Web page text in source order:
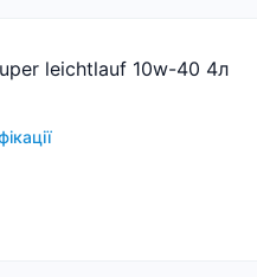
leichtlauf 10w-40 4л